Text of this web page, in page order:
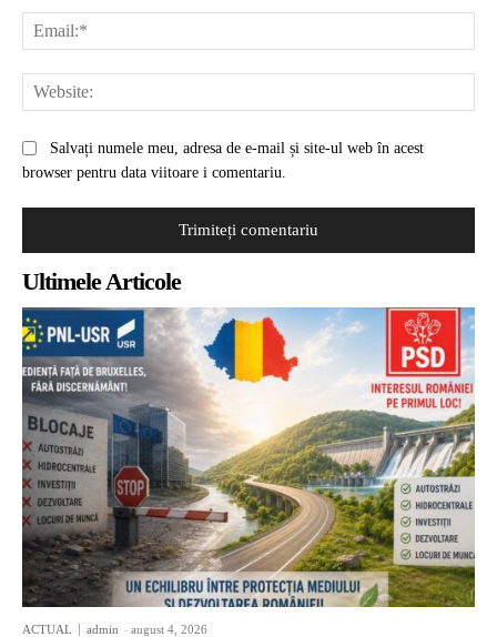
Salvați numele meu, adresa de e-mail și site-ul web în acest
browser pentru data viitoare i comentariu.
Ultimele Articole
ACTUAL admin - august 4, 2026